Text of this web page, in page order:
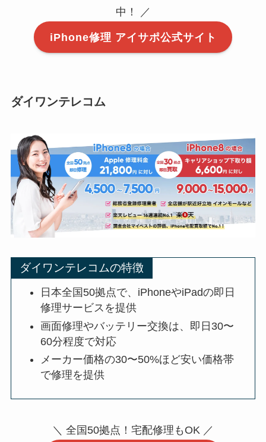
中！ ／
iPhone修理 アイサポ公式サイト
ダイワンテレコム
ダイワンテレコムの特徴
日本全国50拠点で、iPhoneやiPadの即日
修理サービスを提供
画面修理やバッテリー交換は、即日30〜
60分程度で対応
メーカー価格の30〜50%ほど安い価格帯
で修理を提供
＼ 全国50拠点！宅配修理もOK ／